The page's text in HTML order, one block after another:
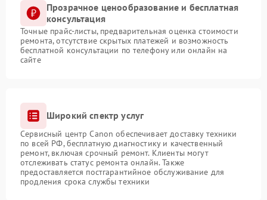
Прозрачное ценообразование и бесплатная
консультация
Точные прайс-листы, предварительная оценка стоимости
ремонта, отсутствие скрытых платежей и возможность
бесплатной консультации по телефону или онлайн на
сайте
Широкий спектр услуг
Сервисный центр Canon обеспечивает доставку техники
по всей РФ, бесплатную диагностику и качественный
ремонт, включая срочный ремонт. Клиенты могут
отслеживать статус ремонта онлайн. Также
предоставляется постгарантийное обслуживание для
продления срока службы техники